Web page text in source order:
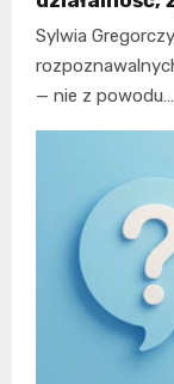
Sylwia
— nie z powodu…